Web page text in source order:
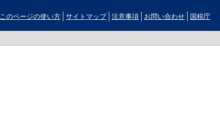
このページの使い方 サイトマップ 注意事項 お問い合わせ 国税庁